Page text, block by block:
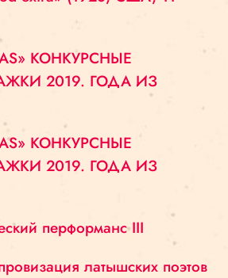
КОНКУРСНЫЕ
2019. ГОДА ИЗ
КОНКУРСНЫЕ
2019. ГОДА ИЗ
перформанс III
латышских поэтов